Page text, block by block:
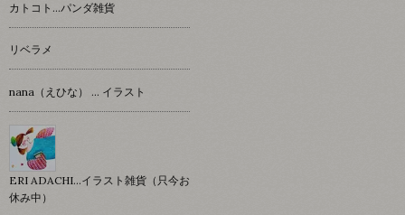
カトコト…パンダ雑貨
リベラメ
nana（えひな） … イラスト
ERI ADACHI...イラスト雑貨（只今お
休み中）